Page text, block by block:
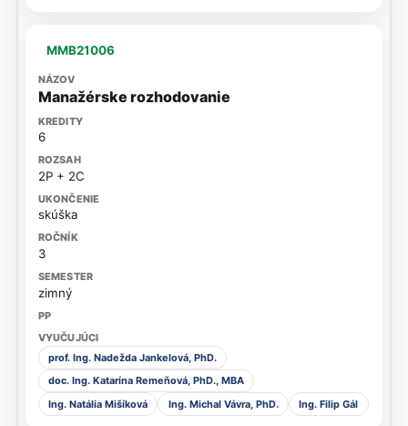
MMB21006
Manažérske rozhodovanie
6
2P + 2C
skúška
3
zimný
prof. Ing. Nadežda Jankelová, PhD.
doc. Ing. Katarína Remeňová, PhD., MBA
Ing. Natália Mišíková
Ing. Michal Vávra, PhD. Ing. Filip Gál